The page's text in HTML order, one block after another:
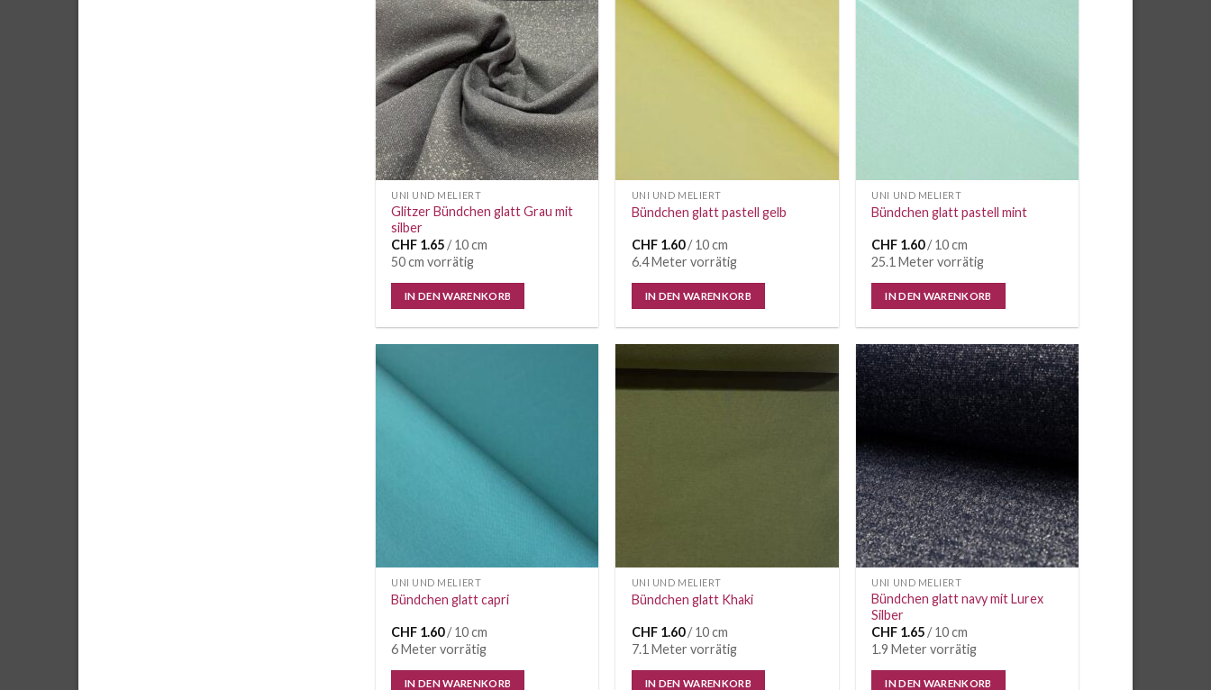
Auf die
Wunschliste
UNI UND MELIERT
Glitzer Bündchen glatt Grau mit
silber
CHF 1.65/ 10 cm
50 cm vorrätig
IN DEN WARENKORB
UNI UND MELIERT
Bündchen glatt pastell gelb
CHF1.60/ 10 cm
6.4 Meter vorrätig
IN DEN WARENKORB
UNI UND MELIERT
Bündchen glatt pastell mint
CHF 1.60/ 10 cm
25.1 Meter vorrätig
IN DEN WARENKORB
UNI UND MELIERT
Bündchen glatt capri
CHF 1.60/ 10 cm
6 Meter vorrätig
IN DEN WARENKORB
Auf die
UNI UND MELIERT
Bündchen glatt Khaki
CHF1.60/ 10 cm
7.1 Meter vorrätig
IN DEN WARENKORB
Auf die
Wunschliste
UNI UND MELIERT
Bündchen glatt navy mit Lurex
Silber
CHF 1.65/ 10 cm
1.9 Meter vorrätig
IN DEN WARENKORB